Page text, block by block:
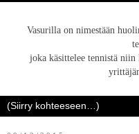
Vasurilla on nimestään
joka käsittelee tennistä